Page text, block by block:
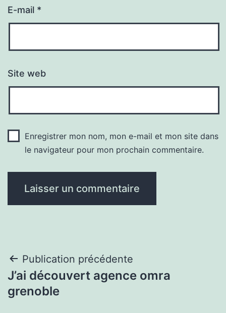
E-mail *
Site web
Enregistrer mon nom, mon e-mail et mon site dans
le navigateur pour mon prochain commentaire.
Navigation
de
Publication précédente
J’ai découvert agence omra
grenoble